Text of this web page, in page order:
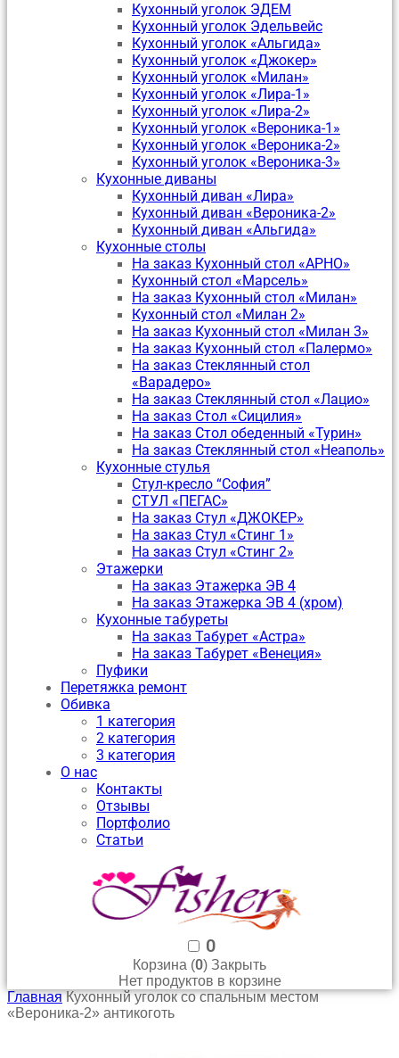
Кухонный уголок ЭДЕМ
Кухонный уголок Эдельвейс
Кухонный уголок «Альгида»
Кухонный уголок «Джокер»
Кухонный уголок «Милан»
Кухонный уголок «Лира-1»
Кухонный уголок «Лира-2»
Кухонный уголок «Вероника-1»
Кухонный уголок «Вероника-2»
Кухонный уголок «Вероника-3»
Кухонные диваны
Кухонный диван «Лира»
Кухонный диван «Вероника-2»
Кухонный диван «Альгида»
Кухонные столы
На заказ Кухонный стол «АРНО»
Кухонный стол «Марсель»
На заказ Кухонный стол «Милан»
Кухонный стол «Милан 2»
На заказ Кухонный стол «Милан 3»
На заказ Кухонный стол «Палермо»
На заказ Стеклянный стол
«Варадеро»
На заказ Стеклянный стол «Лацио»
На заказ Стол «Сицилия»
На заказ Стол обеденный «Турин»
На заказ Стеклянный стол «Неаполь»
Кухонные стулья
Стул-кресло “София”
CТУЛ «ПЕГАС»
На заказ Стул «ДЖОКЕР»
На заказ Стул «Стинг 1»
На заказ Стул «Стинг 2»
Этажерки
На заказ Этажерка ЭВ 4
На заказ Этажерка ЭВ 4 (хром)
Кухонные табуреты
На заказ Табурет «Астра»
На заказ Табурет «Венеция»
Пуфики
Перетяжка ремонт
Обивка
1 категория
2 категория
3 категория
О нас
Контакты
Отзывы
Портфолио
Статьи
0
Корзина (0) Закрыть
Нет продуктов в корзине
Главная Кухонный уголок со спальным местом
«Вероника-2» антикоготь